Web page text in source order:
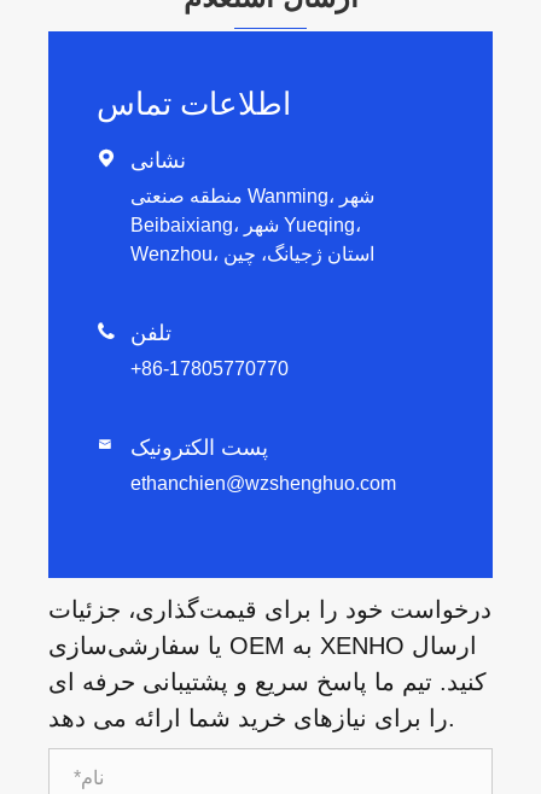
اطلاعات تماس
 نشانی
منطقه صنعتی Wanming، شهر
Beibaixiang، شهر Yueqing،
Wenzhou، استان ژجیانگ، چین
 تلفن
+86-17805770770
 پست الکترونیک
ethanchien@wzshenghuo.com
درخواست خود را برای قیمت‌گذاری، جزئیات
یا سفارشی‌سازی OEM به XENHO ارسال
کنید. تیم ما پاسخ سریع و پشتیبانی حرفه ای
را برای نیازهای خرید شما ارائه می دهد.